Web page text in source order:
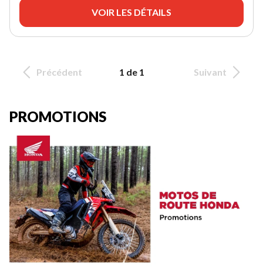
VOIR LES DÉTAILS
Précédent 1 de 1 Suivant
PROMOTIONS